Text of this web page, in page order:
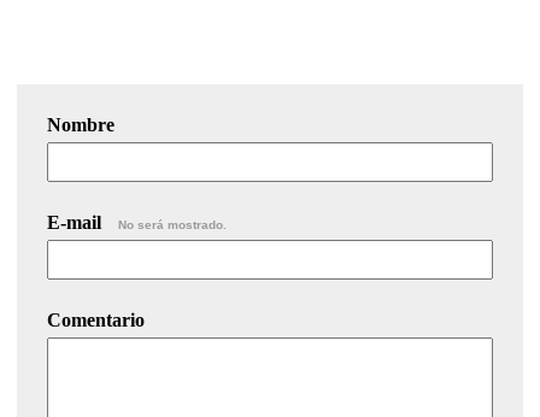
Nombre
E-mail No será mostrado.
Comentario